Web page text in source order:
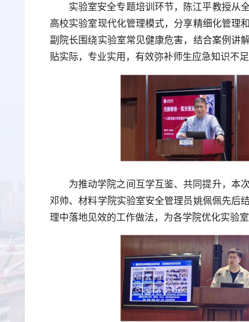
实验室安全专题培训环节，陈江平教授从
高校实验室现代化管理模式，分享精细化管理
副院长围绕实验室常见健康危害，结合案例讲
贴实际，专业实用，有效弥补师生应急知识不
为推动学院之间互学互鉴、共同提升，本
邓帅、材料学院实验室安全管理员姚佩佩先后
理中落地见效的工作做法，为各学院优化实验